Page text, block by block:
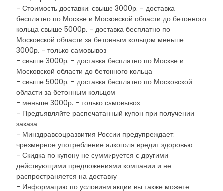
- Стоимость доставки: свыше 3000р. - доставка
бесплатно по Москве и Московской области до бетонного
кольца свыше 5000р. - доставка бесплатно по
Московской области за бетонным кольцом меньше
3000р. - только самовывоз
- свыше 3000р. - доставка бесплатно по Москве и
Московской области до бетонного кольца
- свыше 5000р. - доставка бесплатно по Московской
области за бетонным кольцом
- меньше 3000р. - только самовывоз
- Предъявляйте распечатанный купон при получении
заказа
- Минздравсоцразвития России предупреждает:
чрезмерное употребление алкоголя вредит здоровью
- Скидка по купону не суммируется с другими
действующими предложениями компании и не
распространяется на доставку
- Информацию по условиям акции вы также можете